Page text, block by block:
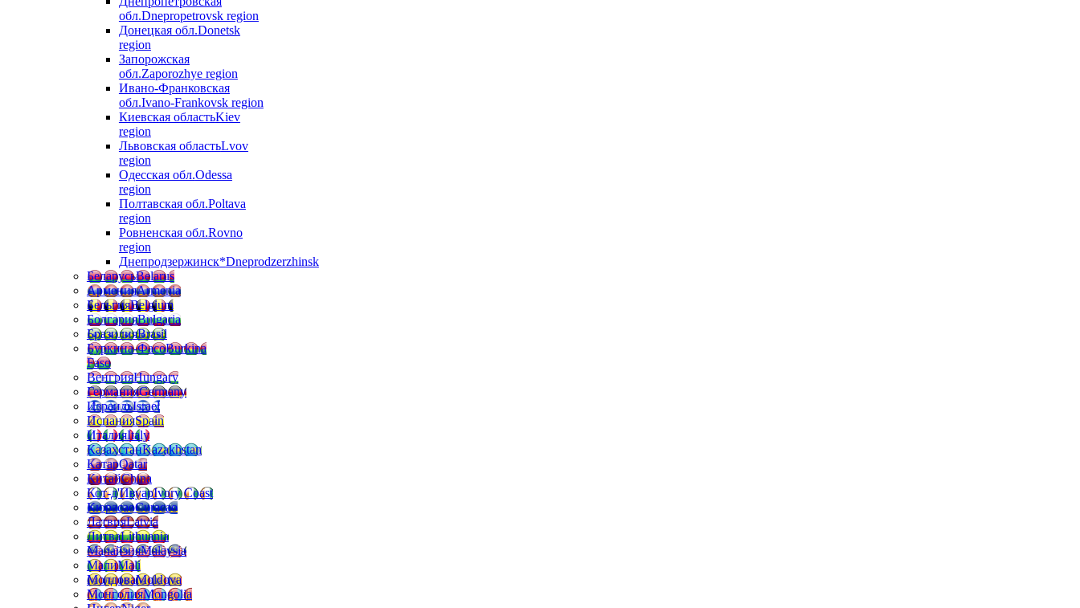
обл.Dnepropetrovsk region
Донецкая обл.Donetsk
region
Запорожская
обл.Zaporozhye region
Ивано-Франковская
обл.Ivano-Frankovsk region
Киевская областьKiev
region
Львовская областьLvov
region
Одесская обл.Odessa
region
Полтавская обл.Poltava
region
Ровненская обл.Rovno
region
Днепродзержинск*Dneprodzerzhinsk
БеларусьBelarus
АрменияArmenia
БельгияBelgium
БолгарияBulgaria
БразилияBrasil
Буркина-ФасоBurkina
Faso
ВенгрияHungary
ГерманияGermany
ИзраильIsrael
ИспанияSpain
ИталияItaly
КазахстанKazakhstan
КатарQatar
КитайChina
Кот-д'ИвуарIvory Coast
КюрасаоCuracao
ЛатвияLatvia
ЛитваLithuania
МалайзияMalaysia
МалиMali
МолдоваMoldova
МонголияMongolia